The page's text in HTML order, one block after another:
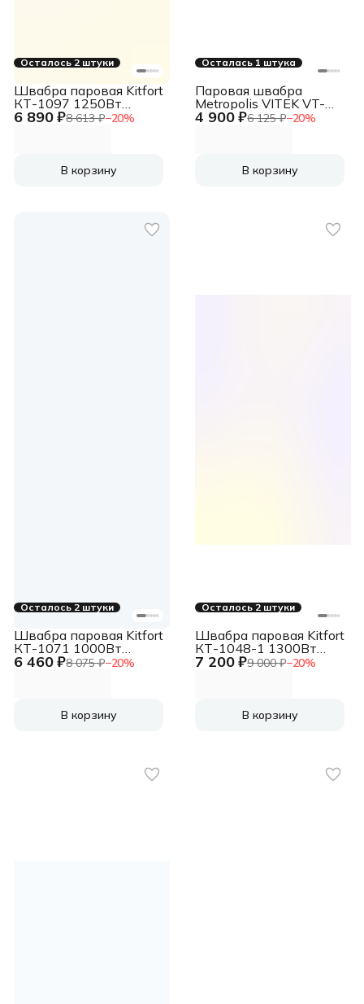
Осталось 2 штуки
6 890 ₽8 613 ₽−20%
Швабра паровая Kitfort
КТ-1097 1250Вт
белый/желтый
В корзину
Осталась 1 штука
4 900 ₽6 125 ₽−20%
Паровая швабра
Metropolis VITEK VT-
8191
В корзину
Осталось 2 штуки
6 460 ₽8 075 ₽−20%
Швабра паровая Kitfort
КТ-1071 1000Вт
голубой
В корзину
Осталось 2 штуки
7 200 ₽9 000 ₽−20%
Швабра паровая Kitfort
КТ-1048-1 1300Вт
белый/желтый
В корзину